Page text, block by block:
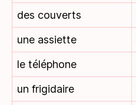
des couverts
une assiette
le téléphone
un frigidaire